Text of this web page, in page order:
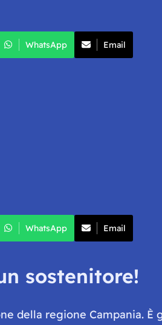
WhatsApp Email
WhatsApp Email
sostenitore!
della regione Campania.